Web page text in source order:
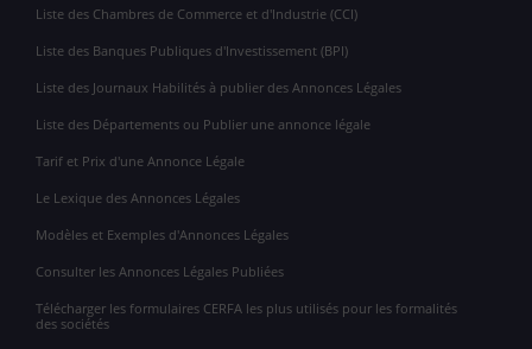
Liste des Chambres de Commerce et d'Industrie (CCI)
Liste des Banques Publiques d'Investissement (BPI)
Liste des Journaux Habilités à publier des Annonces Légales
Liste des Départements ou Publier une annonce légale
Tarif et Prix d'une Annonce Légale
Le Lexique des Annonces Légales
Modèles et Exemples d'Annonces Légales
Consulter les Annonces Légales Publiées
Télécharger les formulaires CERFA les plus utilisés pour les formalités
des sociétés